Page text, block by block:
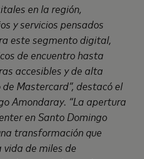
en la región,
y servicios pensados
este segmento digital,
de encuentro hasta
accesibles y de alta
Mastercard”, destacó el
Amondaray. “La apertura
en Santo Domingo
transformación que
de miles de